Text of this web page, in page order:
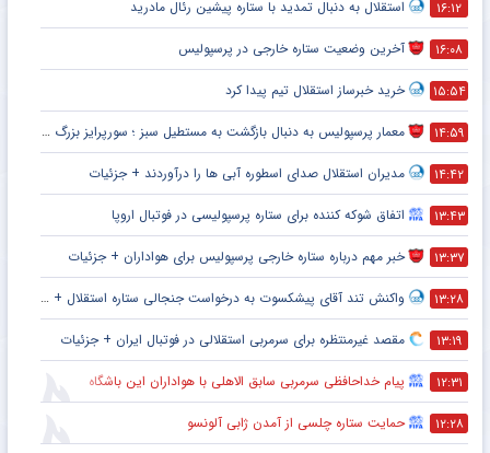
۱۶:۱۲ استقلال به دنبال تمدید با ستاره پیشین رئال مادرید
۱۶:۰۸ آخرین وضعیت ستاره خارجی در پرسپولیس
۱۵:۵۴ خرید خبرساز استقلال تیم پیدا کرد
۱۴:۵۹ معمار پرسپولیس به دنبال بازگشت به مستطیل سبز ؛ سورپرایز بزرگ در راه است ؟ + جزئیات
۱۴:۴۲ مدیران استقلال صدای اسطوره آبی ها را درآوردند + جزئیات
۱۳:۴۳ اتفاق شوکه کننده برای ستاره پرسپولیسی در فوتبال اروپا
۱۳:۳۷ خبر مهم درباره ستاره خارجی پرسپولیس برای هواداران + جزئیات
۱۳:۲۸ واکنش تند آقای پیشکسوت به درخواست جنجالی ستاره استقلال + جزئیات
۱۳:۱۹ مقصد غیرمنتظره برای سرمربی استقلالی در فوتبال ایران + جزئیات
۱۲:۳۱ پیام خداحافظی سرمربی سابق الاهلی با هواداران این باشگاه
۱۲:۲۸ حمایت ستاره چلسی از آمدن ژابی آلونسو